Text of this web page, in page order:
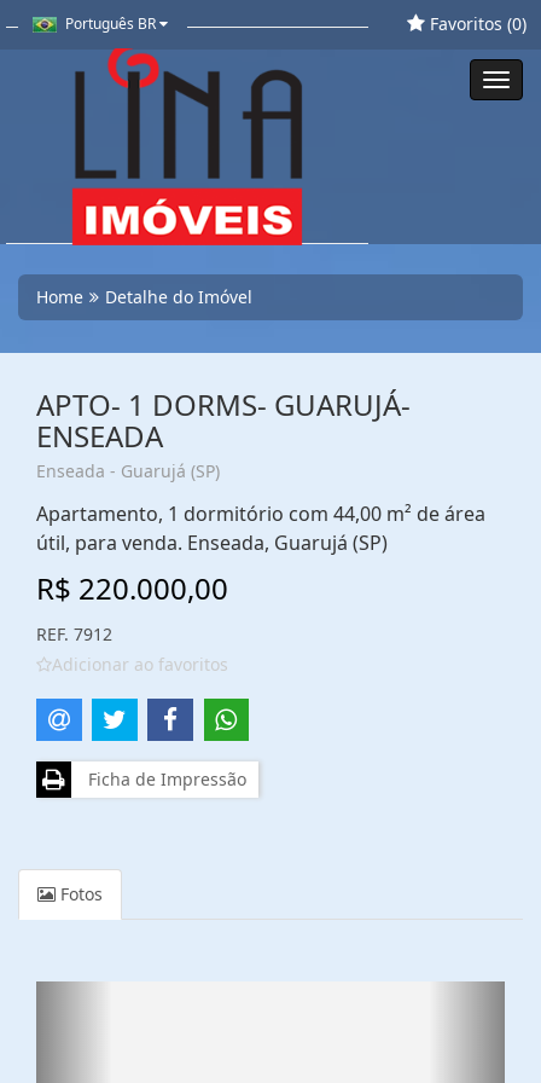
Português BR Favoritos (0)
Home Detalhe do Imóvel
APTO- 1 DORMS- GUARUJÁ-
ENSEADA
Enseada - Guarujá (SP)
Apartamento, 1 dormitório com 44,00 m² de área
útil, para venda. Enseada, Guarujá (SP)
R$ 220.000,00
REF. 7912
Adicionar ao favoritos
Ficha de Impressão
Fotos